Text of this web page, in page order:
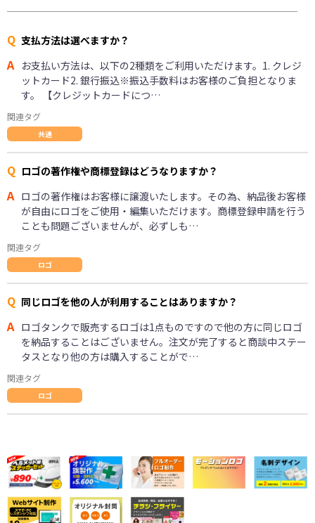
Q 支払方法は選べますか？
A お支払い方法は、以下の2種類をご利用いただけます。1. クレジ
ットカード2. 銀行振込※振込手数料はお客様のご負担となりま
す。 【クレジットカードにつ…
関連タグ
共通
Q ロゴの著作権や商標登録はどうなりますか？
A ロゴの著作権はお客様に譲渡いたします。その為、納品後お客様
が自由にロゴをご使用・編集いただけます。商標登録申請を行う
ことも問題ございませんが、必ずしも…
関連タグ
ロゴ
Q 同じロゴを他の人が利用することはありますか？
A ロゴタンクで販売するロゴは1点ものですので他の方に同じロゴ
を納品することはございません。注文が完了すると商談中ステー
タスとなり他の方は購入することがで…
関連タグ
ロゴ